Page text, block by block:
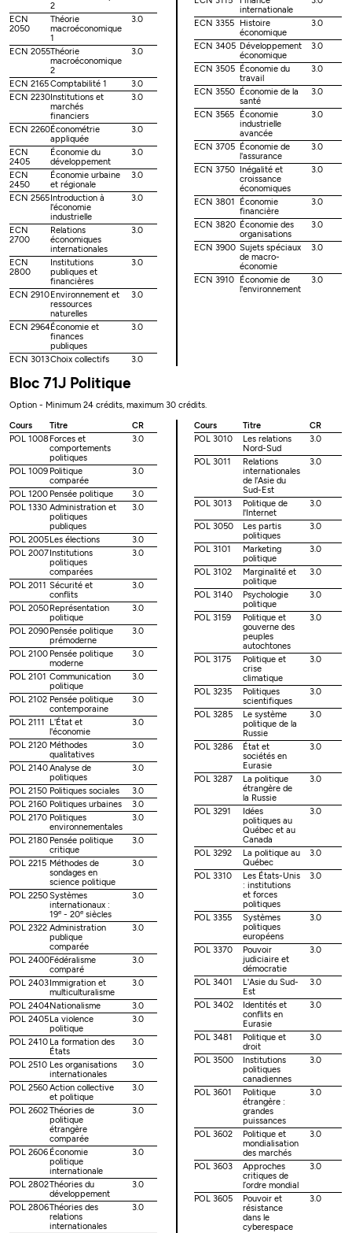
2
ECN
2050
Théorie
macroéconomique
1
3.0
ECN 2055Théorie
macroéconomique
2
3.0
ECN 2165Comptabilité 1
3.0
ECN 2230Institutions et
marchés
financiers
3.0
ECN 2260Économétrie
appliquée
3.0
ECN
2405
Économie du
développement
3.0
ECN
2450
Économie urbaine
et régionale
3.0
ECN 2565Introduction à
l'économie
industrielle
3.0
ECN
2700
Relations
économiques
internationales
3.0
ECN
2800
Institutions
publiques et
financières
3.0
ECN 2910Environnement et
ressources
naturelles
3.0
ECN 2964Économie et
finances
publiques
3.0
ECN 3013Choix collectifs 3.0
internationale
ECN 3355
Histoire
économique
3.0
ECN 3405 Développement
économique
3.0
ECN 3505 Économie du
travail
3.0
ECN 3550 Économie de la
santé
3.0
ECN 3565
Économie
industrielle
avancée
3.0
ECN 3705 Économie de
l'assurance
3.0
ECN 3750 Inégalité et
croissance
économiques
3.0
ECN 3801
Économie
financière
3.0
ECN 3820 Économie des
organisations
3.0
ECN 3900 Sujets spéciaux
de macro-
économie
3.0
ECN 3910
Économie de
l'environnement
3.0
Bloc 71J Politique
Option - Minimum 24 crédits, maximum 30 crédits.
Cours
Titre
CR
POL 1008Forces et
comportements
politiques
3.0
POL 1009 Politique
comparée
3.0
POL 1200 Pensée politique
3.0
POL 1330 Administration et
politiques
publiques
3.0
POL 2005Les élections
3.0
POL 2007Institutions
politiques
comparées
3.0
POL 2011 Sécurité et
conflits
3.0
POL 2050Représentation
politique
3.0
POL 2090Pensée politique
prémoderne
3.0
POL 2100 Pensée politique
moderne
3.0
POL 2101 Communication
politique
3.0
POL 2102 Pensée politique
contemporaine
3.0
POL 2111
L'État et
l'économie
3.0
POL 2120 Méthodes
qualitatives
3.0
POL 2140Analyse de
politiques
3.0
POL 2150 Politiques sociales
3.0
POL 2160 Politiques urbaines
3.0
POL 2170 Politiques
environnementales
3.0
POL 2180 Pensée politique
critique
3.0
POL 2215 Méthodes de
sondages en
science politique
3.0
POL 2250Systèmes
internationaux :
19e - 20e siècles
3.0
POL 2322 Administration
publique
comparée
3.0
POL 2400Fédéralisme
comparé
3.0
POL 2403Immigration et
multiculturalisme
3.0
POL 2404Nationalisme
3.0
POL 2405La violence
politique
3.0
POL 2410 La formation des
États
3.0
POL 2510 Les organisations
internationales
3.0
POL 2560Action collective
et politique
3.0
POL 2602Théories de
politique
étrangère
comparée
3.0
POL 2606 Économie
politique
internationale
3.0
POL 2802Théories du
développement
3.0
POL 2806Théories des
relations
internationales
3.0
Cours Titre
CR
POL 3010
Les relations
Nord-Sud
3.0
POL 3011
Relations
internationales
de l'Asie du
Sud-Est
3.0
POL 3013
Politique de
l'Internet
3.0
POL 3050
Les partis
politiques
3.0
POL 3101
Marketing
politique
3.0
POL 3102
Marginalité et
politique
3.0
POL 3140
Psychologie
politique
3.0
POL 3159
Politique et
gouverne des
peuples
autochtones
3.0
POL 3175
Politique et
crise
climatique
3.0
POL 3235
Politiques
scientifiques
3.0
POL 3285
Le système
politique de la
Russie
3.0
POL 3286
État et
sociétés en
Eurasie
3.0
POL 3287
La politique
étrangère de
la Russie
3.0
POL 3291
Idées
politiques au
Québec et au
Canada
3.0
POL 3292
La politique au
Québec
3.0
POL 3310
Les États-Unis
: institutions
et forces
politiques
3.0
POL 3355
Systèmes
politiques
européens
3.0
POL 3370
Pouvoir
judiciaire et
démocratie
3.0
POL 3401
L'Asie du Sud-
Est
3.0
POL 3402
Identités et
conflits en
Eurasie
3.0
POL 3481
Politique et
droit
3.0
POL 3500
Institutions
politiques
canadiennes
3.0
POL 3601
Politique
étrangère :
grandes
puissances
3.0
POL 3602
Politique et
mondialisation
des marchés
3.0
POL 3603
Approches
critiques de
l’ordre mondial
3.0
POL 3605
Pouvoir et
résistance
dans le
cyberespace
3.0